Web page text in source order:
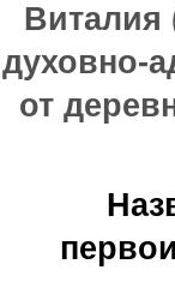
Виталия
духовно-
от